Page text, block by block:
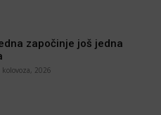
započinje još jedna
kolovoza, 2026